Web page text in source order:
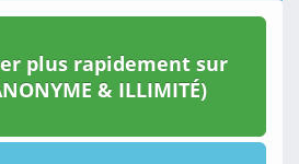
plus rapidement sur
& ILLIMITÉ)